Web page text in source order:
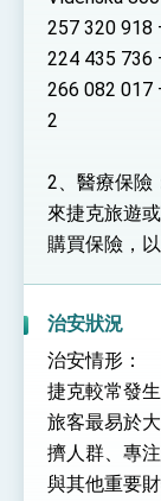
257 320 918
224 435 736
266 082 017
2
2、醫療保險
來捷克旅遊
購買保險，以
治安狀況
治安情形：
捷克較常發
旅客最易於
擠人群、專
與其他重要